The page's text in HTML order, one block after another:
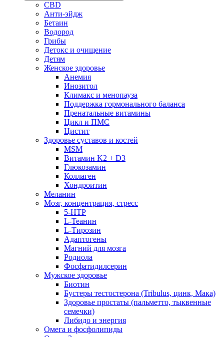
CBD
Анти-эйдж
Бетаин
Водород
Грибы
Детокс и очищение
Детям
Женское здоровье
Анемия
Инозитол
Климакс и менопауза
Поддержка гормонального баланса
Пренатальные витамины
Цикл и ПМС
Цистит
Здоровье суставов и костей
MSM
Витамин K2 + D3
Глюкозамин
Коллаген
Хондроитин
Меланин
Мозг, концентрация, стресс
5-HTP
L-Теанин
L-Тирозин
Адаптогены
Магний для мозга
Родиола
Фосфатидилсерин
Мужское здоровье
Биотин
Бустеры тестостерона (Tribulus, цинк, Мака)
Здоровье простаты (пальметто, тыквенные
семечки)
Либидо и энергия
Омега и фосфолипиды